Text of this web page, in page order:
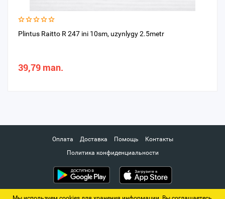
Plintus Raitto R 247 ini 10sm, uzynlygy 2.5metr
39,79 man.
Оплата Доставка Помощь
Контакты
Политика конфиденциальности